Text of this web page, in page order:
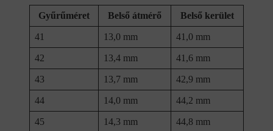
Gyűrűméret Belső átmérő Belső kerület
41 13,0 mm 41,0 mm
42 13,4 mm 41,6 mm
43 13,7 mm 42,9 mm
44 14,0 mm 44,2 mm
45 14,3 mm 44,8 mm